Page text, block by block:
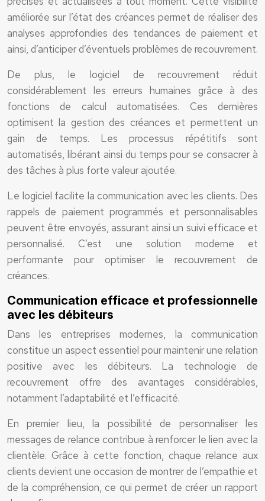
améliorée sur l’état des créances permet de réaliser des
analyses approfondies des tendances de paiement et
ainsi, d’anticiper d’éventuels problèmes de recouvrement.
De plus, le logiciel de recouvrement réduit
considérablement les erreurs humaines grâce à des
fonctions de calcul automatisées. Ces dernières
optimisent la gestion des créances et permettent un
gain de temps. Les processus répétitifs sont
automatisés, libérant ainsi du temps pour se consacrer à
des tâches à plus forte valeur ajoutée.
Le logiciel facilite la communication avec les clients. Des
rappels de paiement programmés et personnalisables
peuvent être envoyés, assurant ainsi un suivi efficace et
personnalisé. C’est une solution moderne et
performante pour optimiser le recouvrement de
créances.
Communication efficace et professionnelle
avec les débiteurs
Dans les entreprises modernes, la communication
constitue un aspect essentiel pour maintenir une relation
positive avec les débiteurs. La technologie de
recouvrement offre des avantages considérables,
notamment l’adaptabilité et l’efficacité.
En premier lieu, la possibilité de personnaliser les
messages de relance contribue à renforcer le lien avec la
clientèle. Grâce à cette fonction, chaque relance aux
clients devient une occasion de montrer de l’empathie et
de la compréhension, ce qui permet de créer un rapport